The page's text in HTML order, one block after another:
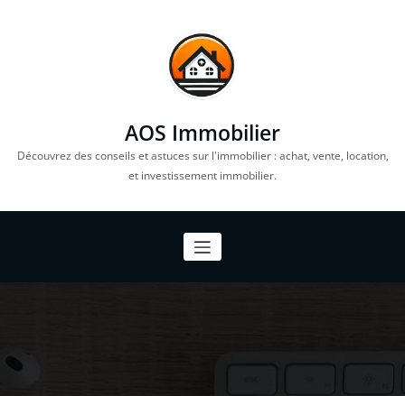
AOS Immobilier
Découvrez des conseils et astuces sur l'immobilier : achat, vente, location,
et investissement immobilier.